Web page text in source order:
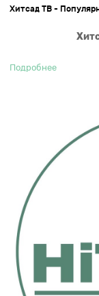
Хитсад ТВ -
Подробнее